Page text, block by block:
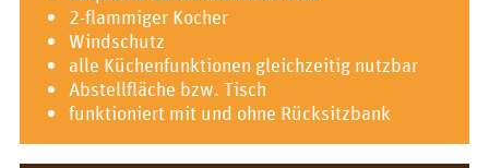
2-flammiger Kocher
Windschutz
alle Küchenfunktionen gleichzeitig nutzbar
Abstellfläche bzw. Tisch
funktioniert mit und ohne Rücksitzbank